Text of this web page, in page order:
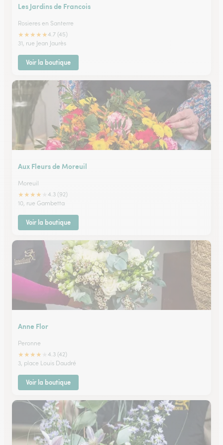
Les Jardins de Francois
Rosieres en Santerre
★★★★★4.7 (45)
31, rue Jean Jaurès
Voir la boutique
Aux Fleurs de Moreuil
Moreuil
★★★★
4.3 (92)
10, rue Gambetta
Voir la boutique
Anne Flor
Peronne
★★★★
4.3 (42)
3, place Louis Daudré
Voir la boutique